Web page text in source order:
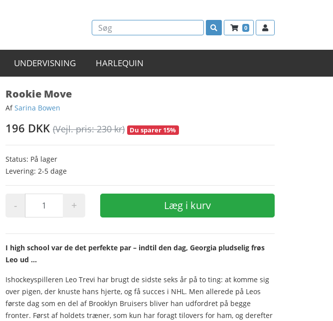
0
UNDERVISNING HARLEQUIN
Rookie Move
AfSarina Bowen
196 DKK (Vejl. pris: 230 kr) Du sparer 15%
Status: På lager
Levering: 2-5 dage
- + Læg i kurv
I high school var de det perfekte par – indtil den dag, Georgia pludselig frøs
Leo ud ...
Ishockeyspilleren Leo Trevi har brugt de sidste seks år på to ting: at komme sig
over pigen, der knuste hans hjerte, og få succes i NHL. Men allerede på Leos
første dag som en del af Brooklyn Bruisers bliver han udfordret på begge
fronter. Først af holdets træner, som kun har foragt tilovers for ham, og derefter